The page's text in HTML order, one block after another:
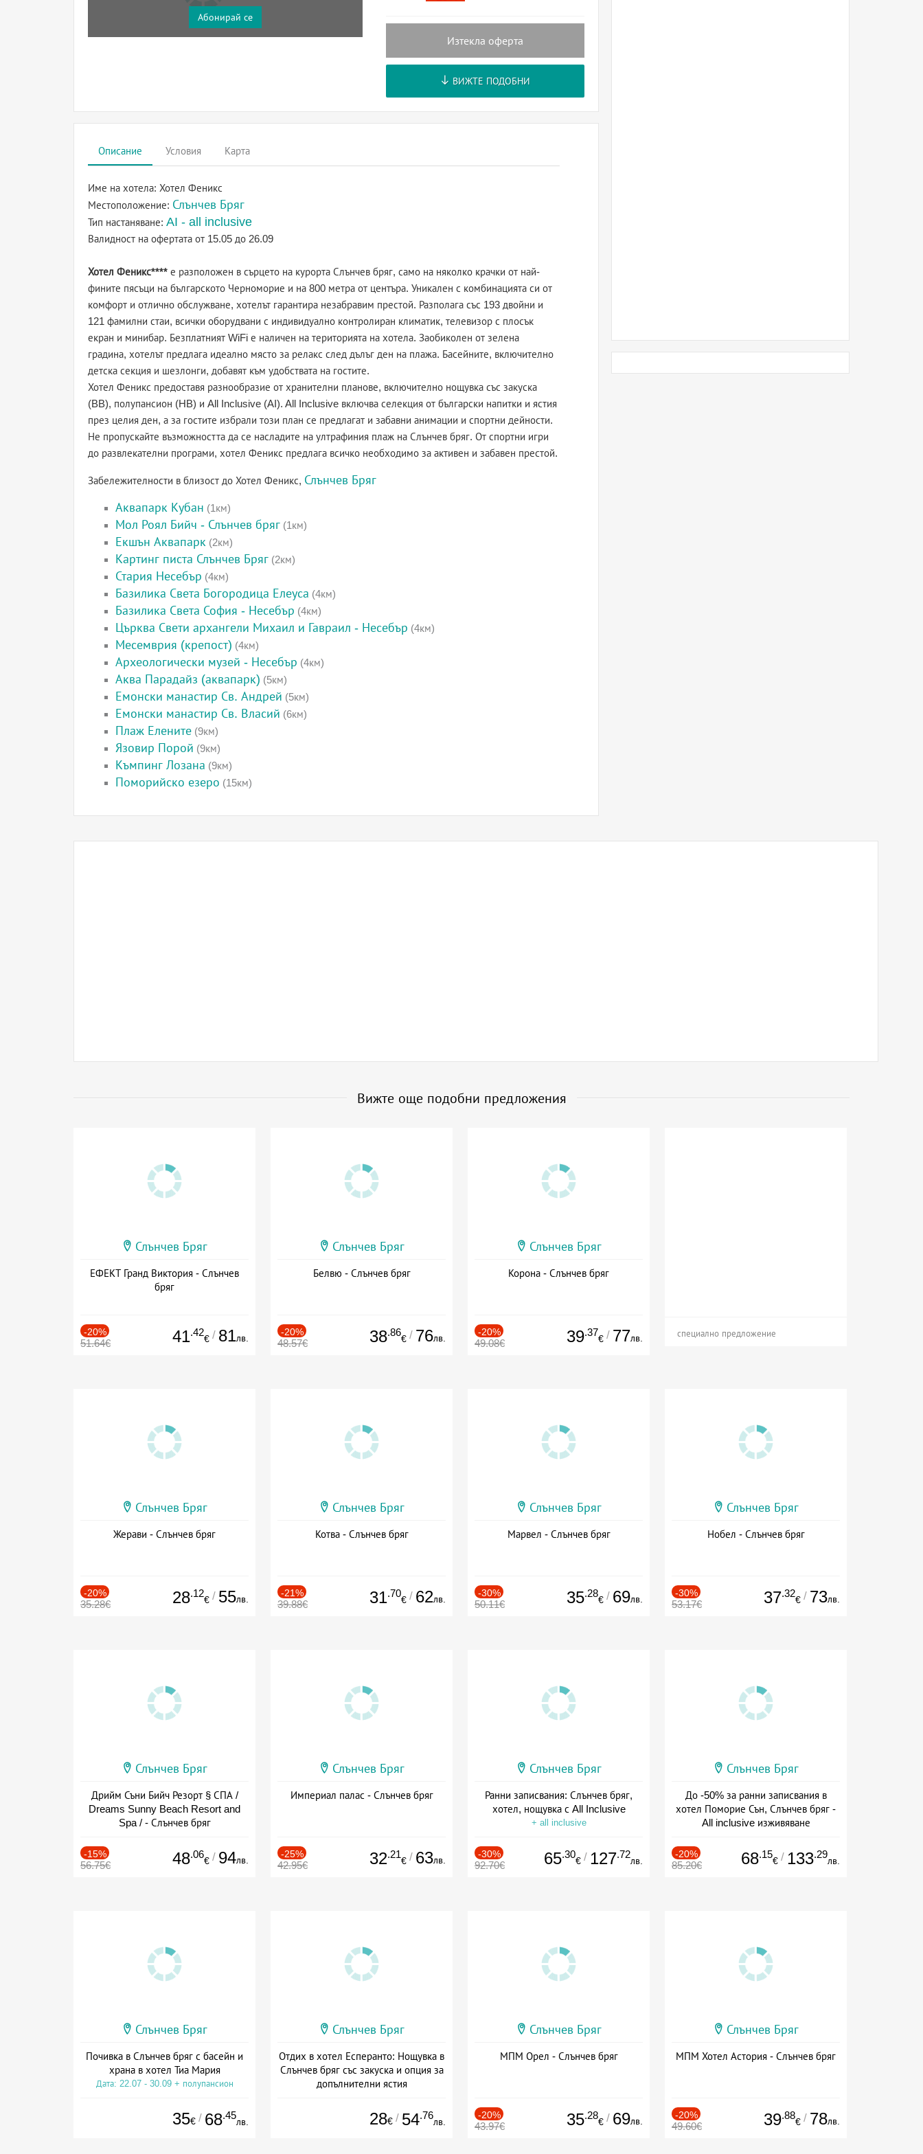
Абонирай се
Изтекла оферта
ВИЖТЕ ПОДОБНИ
Описание Условия Карта
Име на хотела: Хотел Феникс
Местоположение: Слънчев Бряг
Тип настаняване: AI - all inclusive
Валидност на офертата от 15.05 до 26.09
Хотел Феникс**** е разположен в сърцето на курорта Слънчев бряг, само на няколко крачки от най-
фините пясъци на българското Черноморие и на 800 метра от центъра. Уникален с комбинацията си от
комфорт и отлично обслужване, хотелът гарантира незабравим престой. Разполага със 193 двойни и
121 фамилни стаи, всички оборудвани с индивидуално контролиран климатик, телевизор с плосък
екран и минибар. Безплатният WiFi е наличен на територията на хотела. Заобиколен от зелена
градина, хотелът предлага идеално място за релакс след дълъг ден на плажа. Басейните, включително
детска секция и шезлонги, добавят към удобствата на гостите.
Хотел Феникс предоставя разнообразие от хранителни планове, включително нощувка със закуска
(BB), полупансион (HB) и All Inclusive (AI). All Inclusive включва селекция от български напитки и ястия
през целия ден, а за гостите избрали този план се предлагат и забавни анимации и спортни дейности.
Не пропускайте възможността да се насладите на ултрафиния плаж на Слънчев бряг. От спортни игри
до развлекателни програми, хотел Феникс предлага всичко необходимо за активен и забавен престой.
Забележителности в близост до Хотел Феникс, Слънчев Бряг
Аквапарк Кубан (1км)
Мол Роял Бийч - Слънчев бряг (1км)
Екшън Аквапарк (2км)
Картинг писта Слънчев Бряг (2км)
Стария Несебър (4км)
Базилика Света Богородица Елеуса (4км)
Базилика Света София - Несебър (4км)
Църква Свети архангели Михаил и Гавраил - Несебър (4км)
Месемврия (крепост) (4км)
Археологически музей - Несебър (4км)
Аква Парадайз (аквапарк) (5км)
Емонски манастир Св. Андрей (5км)
Емонски манастир Св. Власий (6км)
Плаж Елените (9км)
Язовир Порой (9км)
Къмпинг Лозана (9км)
Поморийско езеро (15км)
Вижте още подобни предложения
Слънчев Бряг
ЕФЕКТ Гранд Виктория - Слънчев
бряг
-20%
51.64€ 41.42
€ / 81лв.
Слънчев Бряг
Белвю - Слънчев бряг
-20%
48.57€ 38.86
€ / 76лв.
Слънчев Бряг
Корона - Слънчев бряг
-20%
49.08€ 39.37
€ / 77лв. специално предложение
Слънчев Бряг
Жерави - Слънчев бряг
-20%
35.28€ 28.12
€ / 55лв.
Слънчев Бряг
Котва - Слънчев бряг
-21%
39.88€ 31.70
€ / 62лв.
Слънчев Бряг
Марвел - Слънчев бряг
-30%
50.11€ 35.28
€ / 69лв.
Слънчев Бряг
Нобел - Слънчев бряг
-30%
53.17€ 37.32
€ / 73лв.
Слънчев Бряг
Дрийм Съни Бийч Резорт § СПА /
Dreams Sunny Beach Resort and
Spa / - Слънчев бряг
-15%
56.75€ 48.06
€ / 94лв.
Слънчев Бряг
Империал палас - Слънчев бряг
-25%
42.95€ 32.21
€ / 63лв.
Слънчев Бряг
Ранни записвания: Слънчев бряг,
хотел, нощувка с All Inclusive
+ all inclusive
-30%
92.70€ 65.30
€ / 127.72
лв.
Слънчев Бряг
До -50% за ранни записвания в
хотел Поморие Сън, Слънчев бряг -
All inclusive изживяване
-20%
85.20€ 68.15
€ / 133.29
лв.
Слънчев Бряг
Почивка в Слънчев бряг с басейн и
храна в хотел Тиа Мария
Дата: 22.07 - 30.09 + полупансион
35€ / 68.45
лв.
Слънчев Бряг
Отдих в хотел Есперанто: Нощувка в
Слънчев бряг със закуска и опция за
допълнителни ястия
28€ / 54.76
лв.
Слънчев Бряг
МПМ Орел - Слънчев бряг
-20%
43.97€ 35.28
€ / 69лв.
Слънчев Бряг
МПМ Хотел Астория - Слънчев бряг
-20%
49.60€ 39.88
€ / 78лв.